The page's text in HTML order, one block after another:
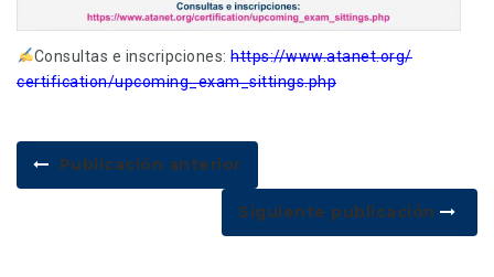
Consultas e inscripciones:https://www.atanet.org/
certification/upcoming_exam_sittings.php
Publicación anterior
Siguiente publicación